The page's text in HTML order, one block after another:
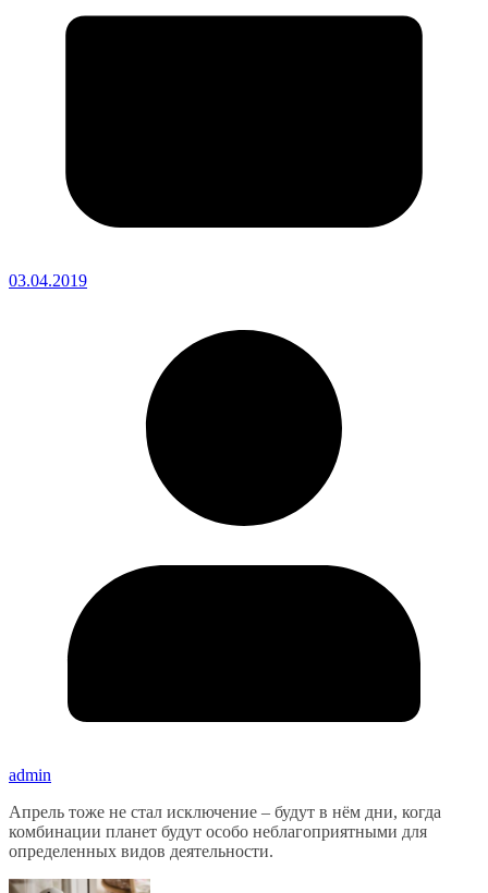
03.04.2019
admin
Апрель тоже не стал исключение – будут в нём дни, когда
комбинации планет будут особо неблагоприятными для
определенных видов деятельности.